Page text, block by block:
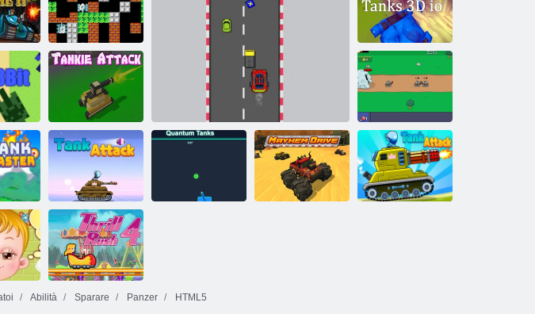
HD
Carro armato 90 Tanks 3D IO
Attacco di tankie
Età dei carri
armati
Attacco del
serbatoio 2
Abilità Sparare Panzer HTML5